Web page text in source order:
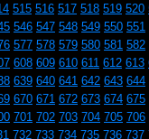
515 516 517 518 519 520
546 547 548 549 550 551
577 578 579 580 581 582
608 609 610 611 612 613
639 640 641 642 643 644
670 671 672 673 674 675
701 702 703 704 705 706
732 733 734 735 736 737